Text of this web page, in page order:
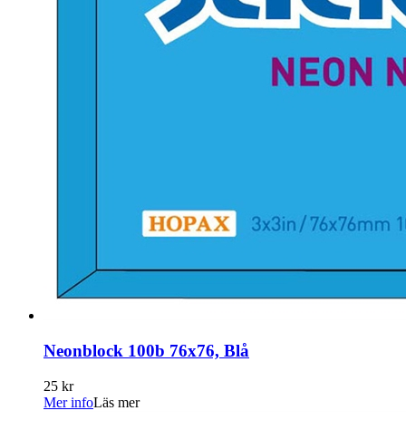
Neonblock 100b 76x76, Blå
25 kr
Mer infoLäs mer